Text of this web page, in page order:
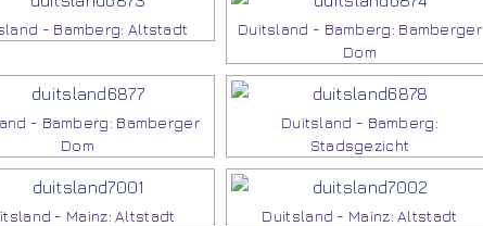
- Bamberg: Altstadt
Duitsland - Bamberg: Bamberger
Dom
- Bamberg: Bamberger
Dom
Duitsland - Bamberg:
Stadsgezicht
- Mainz: Altstadt Duitsland - Mainz: Altstadt